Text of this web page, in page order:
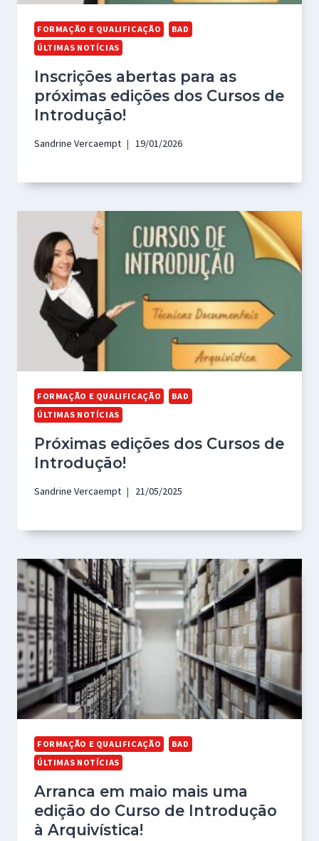
FORMAÇÃO E QUALIFICAÇÃO
BAD
ÚLTIMAS NOTÍCIAS
Inscrições abertas para as
próximas edições dos Cursos de
Introdução!
Sandrine Vercaempt 19/01/2026
FORMAÇÃO E QUALIFICAÇÃO
BAD
ÚLTIMAS NOTÍCIAS
Próximas edições dos Cursos de
Introdução!
Sandrine Vercaempt 21/05/2025
FORMAÇÃO E QUALIFICAÇÃO
BAD
ÚLTIMAS NOTÍCIAS
Arranca em maio mais uma
edição do Curso de Introdução
à Arquivística!